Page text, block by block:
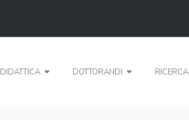
DIDATTICA DOTTORANDI RICERCA